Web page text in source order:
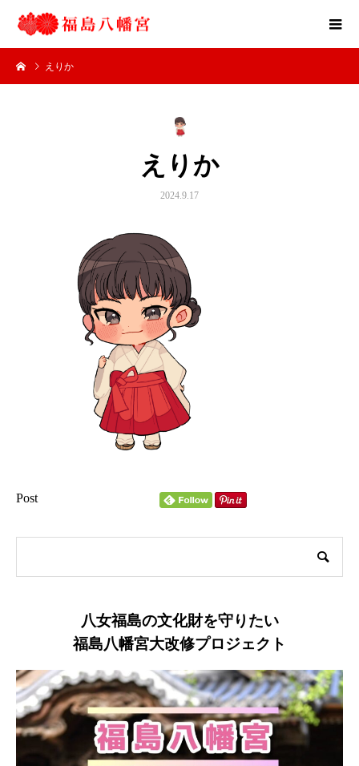
えりか
えりか
2024.9.17
Post
八女福島の文化財を守りたい
福島八幡宮大改修プロジェクト